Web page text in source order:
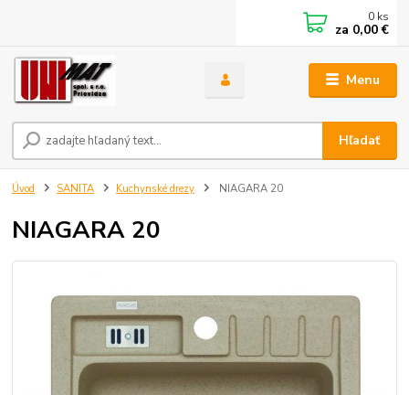
Menu
Hľadať
0 ks
za 0,00 €
Úvod SANITA Kuchynské drezy NIAGARA 20
NIAGARA 20